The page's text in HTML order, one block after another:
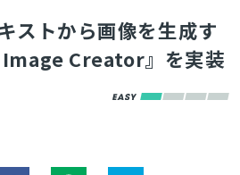
ストから画像を生成す
Creator』を実装